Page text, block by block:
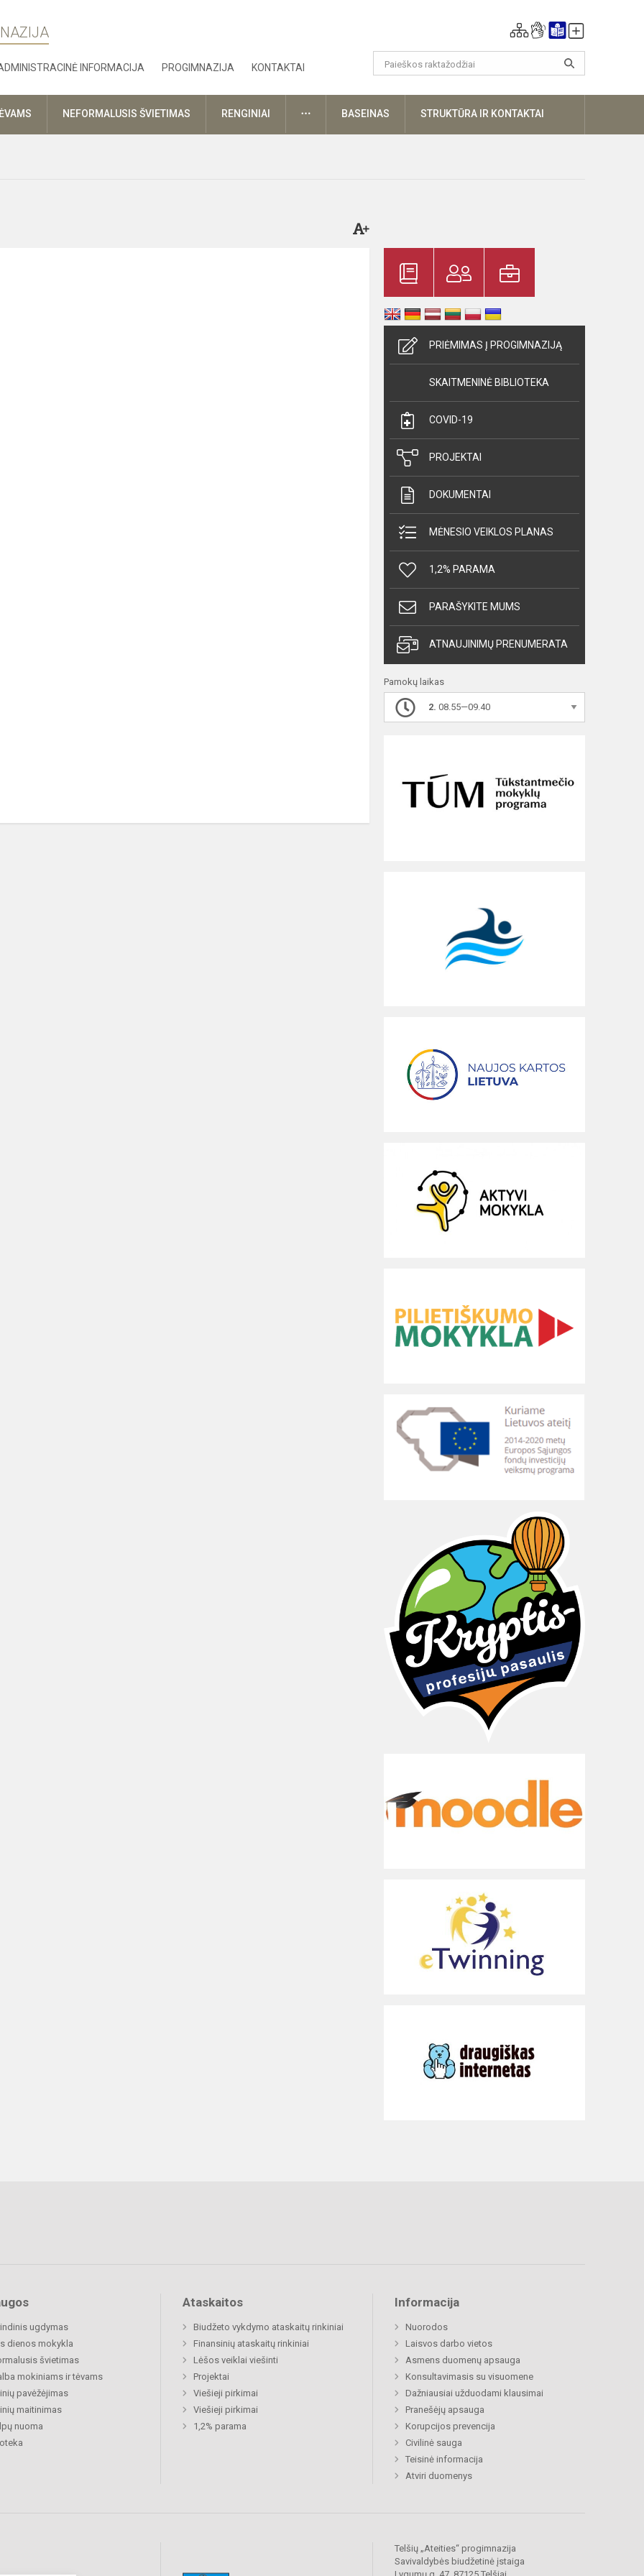
INFORMACIJA PROGIMNAZIJA KONTAKTAI
NEFORMALUSIS ŠVIETIMAS RENGINIAI DAUGIAUBASEINAS STRUKTŪRA IR KONTAKTAI
PRIĖMIMAS Į PROGIMNAZIJĄ
SKAITMENINĖ BIBLIOTEKA
COVID-19
PROJEKTAI
DOKUMENTAI
MĖNESIO VEIKLOS PLANAS
1,2% PARAMA
PARAŠYKITE MUMS
ATNAUJINIMŲ PRENUMERATA
Pamokų laikas
2. 08.55—09.40
ugdymas
dienos mokykla
švietimas
mokiniams ir tėvams
pavėžėjimas
maitinimas
nuoma
Ataskaitos
Biudžeto vykdymo ataskaitų rinkiniai
Finansinių ataskaitų rinkiniai
Lėšos veiklai viešinti
Projektai
Viešieji pirkimai
Viešieji pirkimai
1,2% parama
Informacija
Nuorodos
Laisvos darbo vietos
Asmens duomenų apsauga
Konsultavimasis su visuomene
Dažniausiai užduodami klausimai
Pranešėjų apsauga
Korupcijos prevencija
Civilinė sauga
Teisinė informacija
Atviri duomenys
Telšių „Ateities“ progimnazija
Savivaldybės biudžetinė įstaiga